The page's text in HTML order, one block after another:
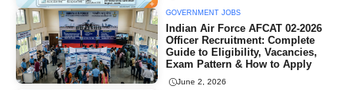
GOVERNMENT JOBS
Indian Air Force AFCAT 02-2026
Officer Recruitment: Complete
Guide to Eligibility, Vacancies,
Exam Pattern & How to Apply
June 2, 2026